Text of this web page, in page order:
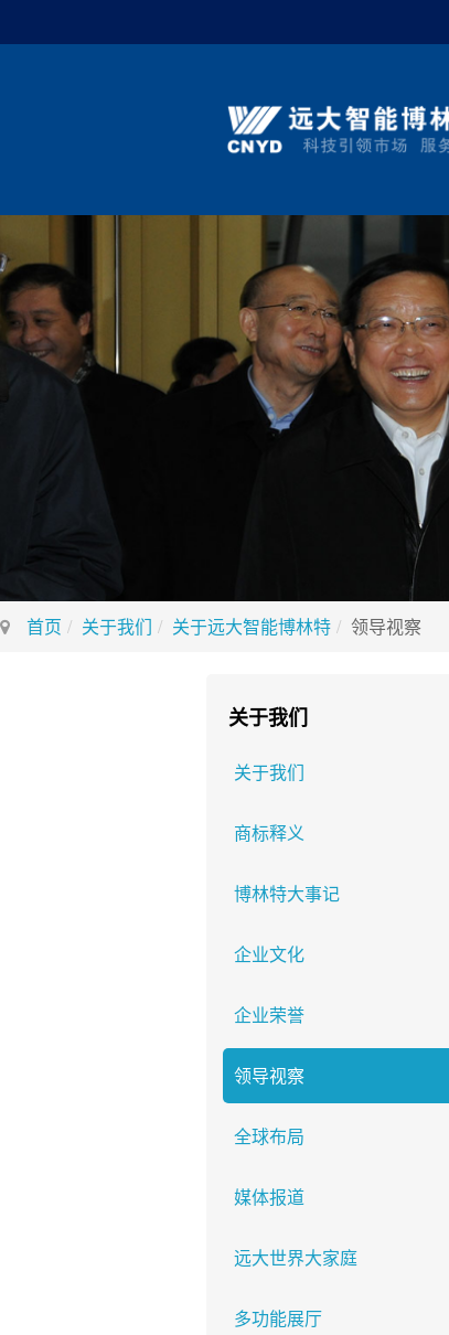
首页 关于我们 关于远大智能博林特 领导视察
关于我们
关于我们
商标释义
博林特大事记
企业文化
企业荣誉
领导视察
全球布局
媒体报道
远大世界大家庭
多功能展厅